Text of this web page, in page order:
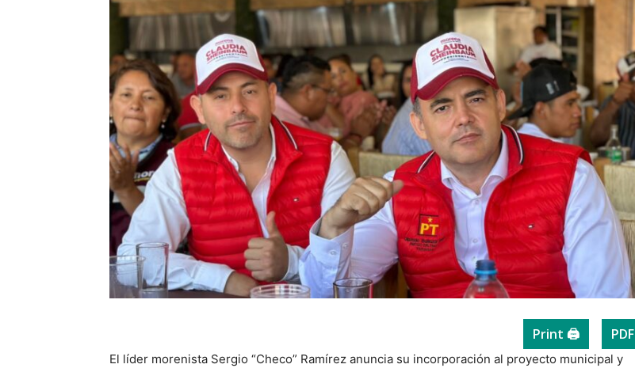
Print 🖨 PDF
El líder morenista Sergio “Checo” Ramírez anuncia su incorporación al proyecto municipal y